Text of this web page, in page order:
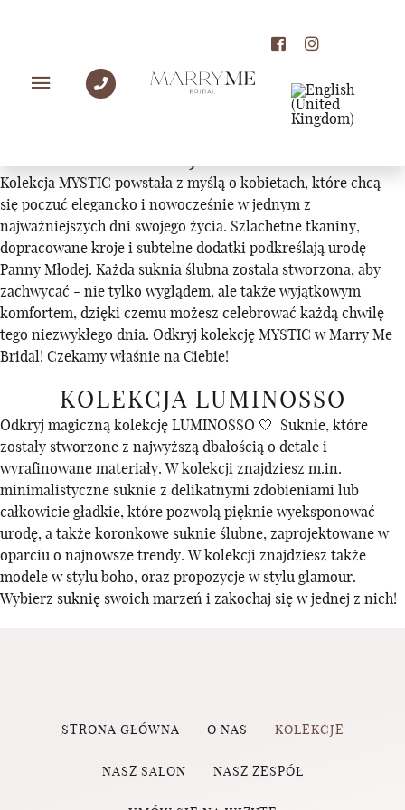
KOLEKCJE
Kolekcja MYSTIC powstała z myślą o kobietach, które chcą
się poczuć elegancko i nowocześnie w jednym z
najważniejszych dni swojego życia. Szlachetne tkaniny,
dopracowane kroje i subtelne dodatki podkreślają urodę
Panny Młodej. Każda suknia ślubna została stworzona, aby
zachwycać - nie tylko wyglądem, ale także wyjątkowym
komfortem, dzięki czemu możesz celebrować każdą chwilę
tego niezwykłego dnia. Odkryj kolekcję MYSTIC w Marry Me
Bridal! Czekamy właśnie na Ciebie!
KOLEKCJA LUMINOSSO
Odkryj magiczną kolekcję LUMINOSSO 🤍 Suknie, które
zostały stworzone z najwyższą dbałością o detale i
wyrafinowane materiały. W kolekcji znajdziesz m.in.
minimalistyczne suknie z delikatnymi zdobieniami lub
całkowicie gładkie, które pozwolą pięknie wyeksponować
urodę, a także koronkowe suknie ślubne, zaprojektowane w
oparciu o najnowsze trendy. W kolekcji znajdziesz także
modele w stylu boho, oraz propozycje w stylu glamour.
Wybierz suknię swoich marzeń i zakochaj się w jednej z nich!
STRONA GŁÓWNA O NAS KOLEKCJE
NASZ SALON NASZ ZESPÓŁ